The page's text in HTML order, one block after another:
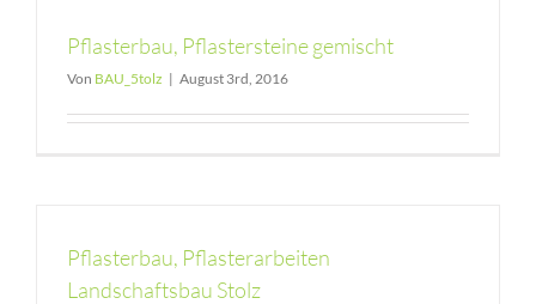
Pflasterbau, Pflastersteine gemischt
Von BAU_5tolz | August 3rd, 2016
Pflasterbau, Pflasterarbeiten
Landschaftsbau Stolz